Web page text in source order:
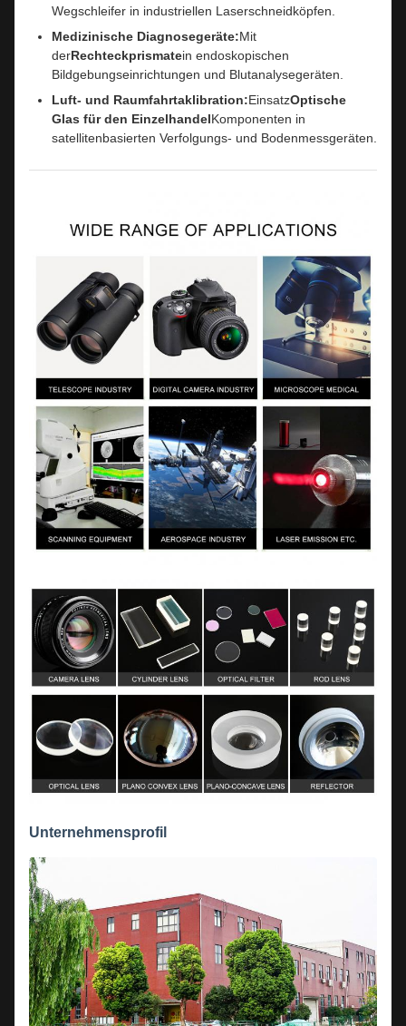
Wegschleifer in industriellen Laserschneidköpfen.
Medizinische Diagnosegeräte:Mit
derRechteckprismatein endoskopischen
Bildgebungseinrichtungen und Blutanalysegeräten.
Luft- und Raumfahrtaklibration:EinsatzOptische
Glas für den EinzelhandelKomponenten in
satellitenbasierten Verfolgungs- und Bodenmessgeräten.
Unternehmensprofil